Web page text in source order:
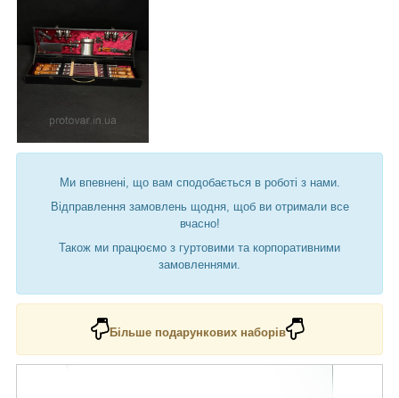
Ми впевнені, що вам сподобається в роботі з нами.
Відправлення замовлень щодня, щоб ви отримали все
вчасно!
Також ми працюємо з гуртовими та корпоративними
замовленнями.
Більше подарункових наборів